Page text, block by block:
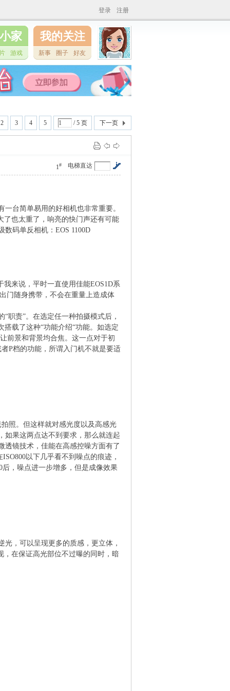
注册
登录
家
游戏
我的关注
新事 圈子 好友
2 3 4 5 / 5 页 下一页
电梯直达
1#
台简单易用的好相机也非常重要。
了也太重了，响亮的快门声还有可能
码单反相机：EOS 1100D
我来说，平时一直使用佳能EOS1D系
门随身携带，不会在重量上造成体
职责”。在选定任一种拍摄模式后，
载了这种“功能介绍“功能。如选定
前景和背景均合焦。这一点对于初
P档的功能，所谓入门机不就是要适
照。但这样就对感光度以及高感光
如果这两点达不到要求，那么就连起
透镜技术，佳能在高感控噪方面有了
以下几乎看不到噪点的痕迹，
，噪点进一步增多，但是成像效果
，可以呈现更多的质感，更立体，
，在保证高光部位不过曝的同时，暗